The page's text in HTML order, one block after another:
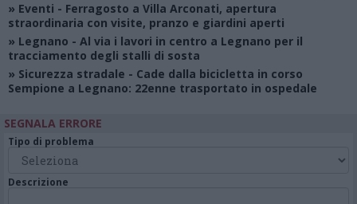
» Eventi - Ferragosto a Villa Arconati, apertura
straordinaria con visite, pranzo e giardini aperti
» Legnano - Al via i lavori in centro a Legnano per il
tracciamento degli stalli di sosta
» Sicurezza stradale - Cade dalla bicicletta in corso
Sempione a Legnano: 22enne trasportato in ospedale
SEGNALA ERRORE
Tipo di problema
Descrizione